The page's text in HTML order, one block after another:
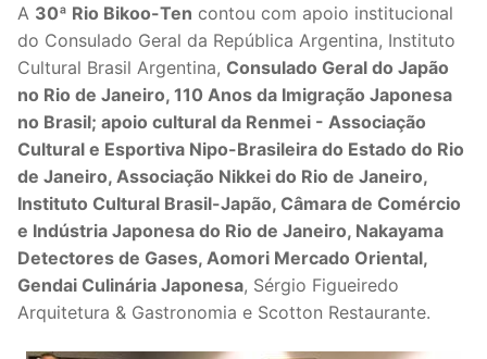
A 30ª Rio Bikoo-Ten contou com apoio institucional
do Consulado Geral da República Argentina, Instituto
Cultural Brasil Argentina, Consulado Geral do Japão
no Rio de Janeiro, 110 Anos da Imigração Japonesa
no Brasil; apoio cultural da Renmei - Associação
Cultural e Esportiva Nipo-Brasileira do Estado do Rio
de Janeiro, Associação Nikkei do Rio de Janeiro,
Instituto Cultural Brasil-Japão, Câmara de Comércio
e Indústria Japonesa do Rio de Janeiro, Nakayama
Detectores de Gases, Aomori Mercado Oriental,
Gendai Culinária Japonesa, Sérgio Figueiredo
Arquitetura & Gastronomia e Scotton Restaurante.